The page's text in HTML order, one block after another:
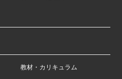
教材・カリキュラム